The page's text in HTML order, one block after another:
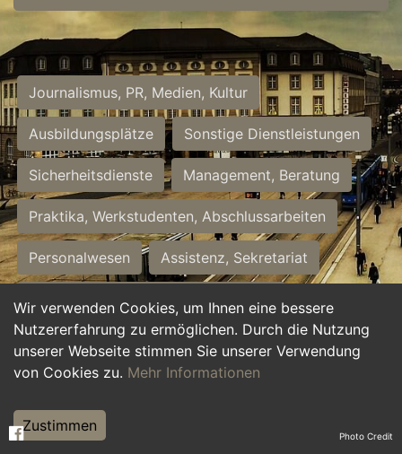
Wir verwenden Cookies, um Ihnen eine bessere
Nutzererfahrung zu ermöglichen. Durch die Nutzung
unserer Webseite stimmen Sie unserer Verwendung
von Cookies zu. Mehr Informationen
Zustimmen
Journalismus, PR, Medien, Kultur
Ausbildungsplätze Sonstige Dienstleistungen
Sicherheitsdienste Management, Beratung
Praktika, Werkstudenten, Abschlussarbeiten
Personalwesen Assistenz, Sekretariat
Hilfskräfte, Aushilfs- und Nebenjobs
Einkauf, Logistik, Materialwirtschaft
Weiterbildung, Studium, duale Ausbildung
Tourismus
Photo Credit